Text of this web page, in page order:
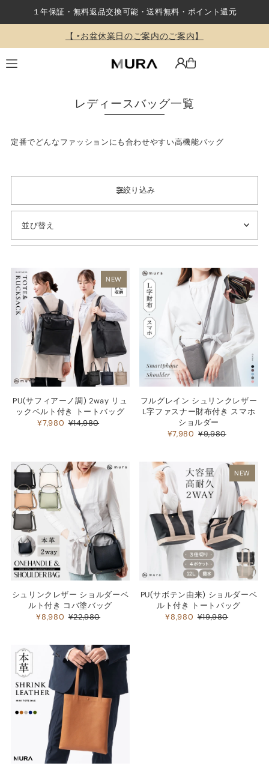
Translation missing: ja.accessibility.skip_to_text
１年保証・無料返品交換可能・送料無料・ポイント還元
【 ‣お盆休業日のご案内のご案内】
レディースバッグ一覧
定番でどんなファッションにも合わせやすい高機能バッグ
絞り込み
オススメ
関連性が最も高い
ベストセラー
アルファベット順, A-Z
アルファベット順, Z-A
価格の安い順
価格の高い順
古い商品順
NEW
PU(サフィアーノ調) 2way リュ
ックベルト付き トートバッグ
¥7,980 ¥14,980
フルグレイン シュリンクレザー
L字ファスナー財布付き スマホ
ショルダー
¥7,980 ¥9,980
シュリンクレザー ショルダーベ
ルト付き コバ塗バッグ
¥8,980 ¥22,980
NEW
PU(サボテン由来) ショルダーベ
ルト付き トートバッグ
¥8,980 ¥19,980